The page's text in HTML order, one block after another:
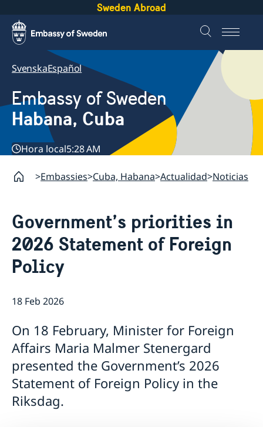
Sweden Abroad
SvenskaEspañol
Embassy of Sweden
Habana, Cuba
Hora local5:28 AM
Embassies Cuba, Habana Actualidad Noticias
Government’s priorities in
2026 Statement of Foreign
Policy
18 Feb 2026
On 18 February, Minister for Foreign
Affairs Maria Malmer Stenergard
presented the Government’s 2026
Statement of Foreign Policy in the
Riksdag.